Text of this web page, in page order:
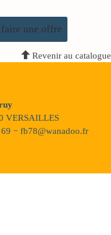
faire une offre
Revenir au catalogue
VERSAILLES
− fb78@wanadoo.fr